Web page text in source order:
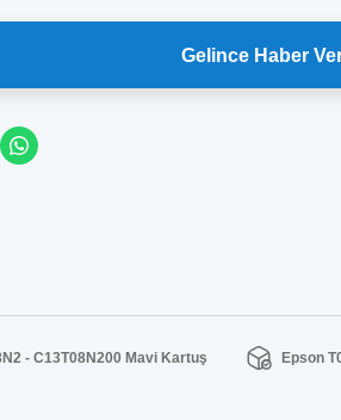
Gelince Haber
- C13T08N200 Mavi Kartuş Epson